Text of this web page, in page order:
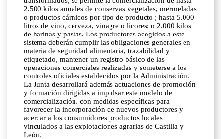
2.500 kilos anuales de conservas vegetales, mermeladas
o productos cárnicos por tipo de producto ; hasta 5.000
litros de vino, cerveza, vinagre o licores; o 2.000 kilos
de harinas y pastas. Los productores acogidos a este
sistema deberán cumplir las obligaciones generales en
materia de seguridad alimentaria, trazabilidad y
etiquetado, mantener un registro básico de las
operaciones comerciales realizadas y someterse a los
controles oficiales establecidos por la Administración.
La Junta desarrollará además actuaciones de promoción
y formación dirigidas a impulsar este modelo de
comercialización, con medidas específicas para
favorecer la incorporación de nuevos productores y
acercar a los consumidores productos locales
vinculados a las explotaciones agrarias de Castilla y
León.